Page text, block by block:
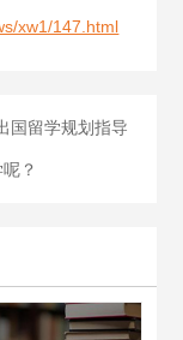
xw1/147.html
国留学规划指导
？